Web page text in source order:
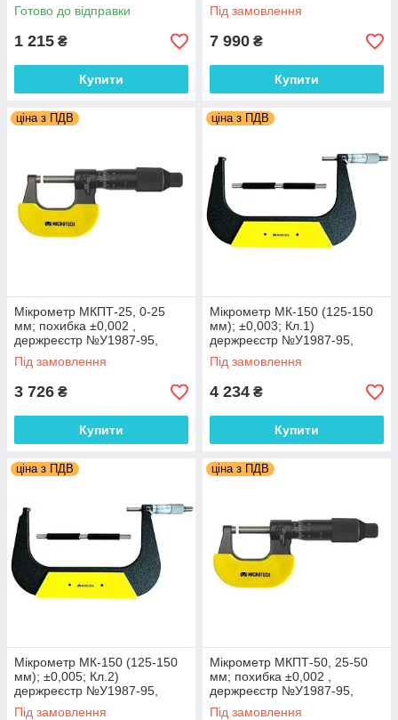
похибка +/- 0,004 мм
Готово до відправки
1 215 ₴
Купити
05. МІКРОТЕХ (Україна)
Під замовлення
7 990 ₴
Купити
ціна з ПДВ
Мікрометр МКПТ-25, 0-25
мм; похибка ±0,002 ,
держреєстр №У1987-95,
Україна
Під замовлення
3 726 ₴
Купити
ціна з ПДВ
Мікрометр МК-150 (125-150
мм); ±0,003; Кл.1)
держреєстр №У1987-95,
Україна МІКРОТЕХ (Україна)
Під замовлення
4 234 ₴
Купити
ціна з ПДВ
Мікрометр МК-150 (125-150
мм); ±0,005; Кл.2)
держреєстр №У1987-95,
Україна МІКРОТЕХ (Україна)
Під замовлення
ціна з ПДВ
Мікрометр МКПТ-50, 25-50
мм; похибка ±0,002 ,
держреєстр №У1987-95,
Україна
Під замовлення